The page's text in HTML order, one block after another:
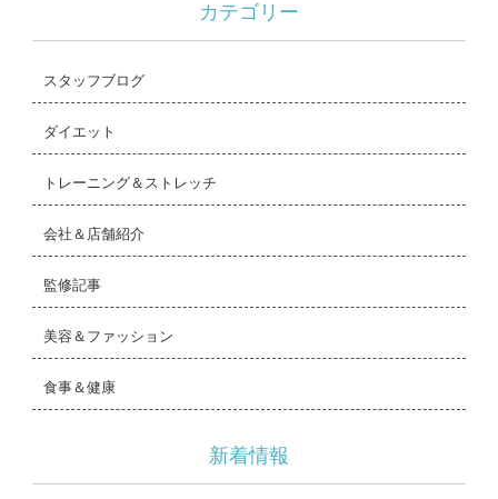
カテゴリー
スタッフブログ
ダイエット
トレーニング＆ストレッチ
会社＆店舗紹介
監修記事
美容＆ファッション
食事＆健康
新着情報